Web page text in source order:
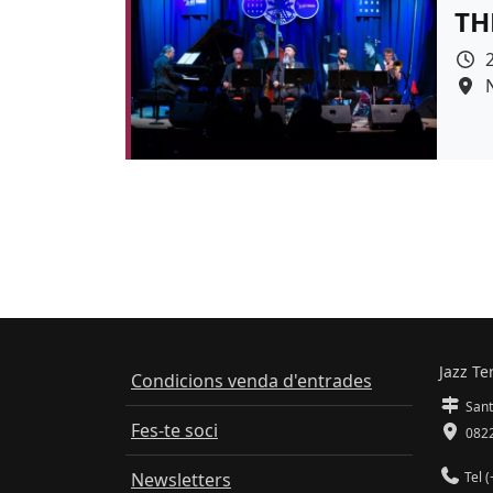
Condicions venda d'entrades
Fes-te soci
Newsletters
Jazz
Tel